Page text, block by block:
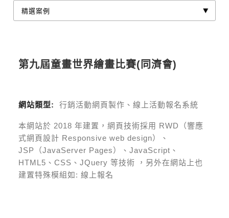
第九屆童畫世界繪畫比賽(同濟會)
網站類型: 行銷活動網頁製作、線上活動報名系統
本網站於 2018 年建置，網頁技術採用 RWD（響應
式網頁設計 Responsive web design）、
JSP（JavaServer Pages）、JavaScript、
HTML5、CSS、JQuery 等技術
，另外在網站上也
建置特殊模組如:線上報名